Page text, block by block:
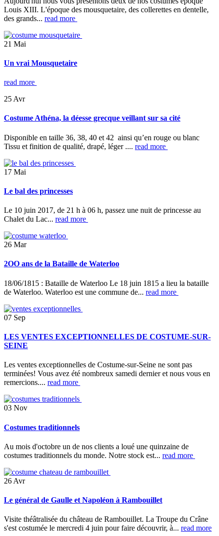
Louis XIII. L'époque des mousquetaire, des collerettes en dentelle,
des grands... read more
21 Mai
Un vrai Mousquetaire
read more
25 Avr
Costume Athéna, la déesse grecque veillant sur sa cité
Disponible en taille 36, 38, 40 et 42 ainsi qu’en rouge ou blanc
Tissu et finition de qualité, drapé, léger .... read more
17 Mai
Le bal des princesses
Le 10 juin 2017, de 21 h à 06 h, passez une nuit de princesse au
Chalet du Lac... read more
26 Mar
2OO ans de la Bataille de Waterloo
18/06/1815 : Bataille de Waterloo Le 18 juin 1815 a lieu la bataille
de Waterloo. Waterloo est une commune de... read more
07 Sep
LES VENTES EXCEPTIONNELLES DE COSTUME-SUR-
SEINE
Les ventes exceptionnelles de Costume-sur-Seine ne sont pas
terminées! Vous avez été nombreux samedi dernier et nous vous en
remercions.... read more
03 Nov
Costumes traditionnels
Au mois d'octobre un de nos clients a loué une quinzaine de
costumes traditionnels du monde. Notre stock est... read more
26 Avr
Le général de Gaulle et Napoléon à Rambouillet
Visite théâtralisée du château de Rambouillet. La Troupe du Crâne
s'est costumée le mercredi 4 juin pour faire découvrir, à... read more